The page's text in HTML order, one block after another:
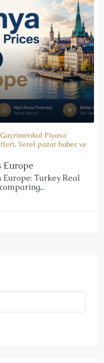
Gayrimenkul Piyasa
,Yerel pazar haber ve
Europe
Turkey Real